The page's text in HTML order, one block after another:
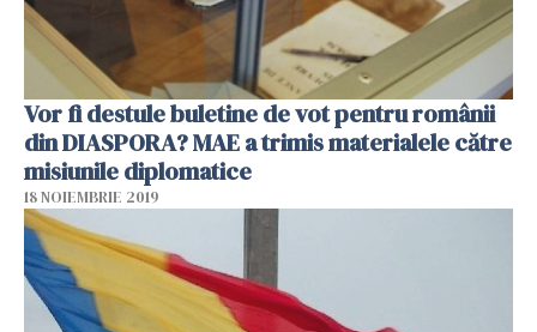
Vor fi destule buletine de vot pentru românii
din DIASPORA? MAE a trimis materialele către
misiunile diplomatice
18 NOIEMBRIE 2019